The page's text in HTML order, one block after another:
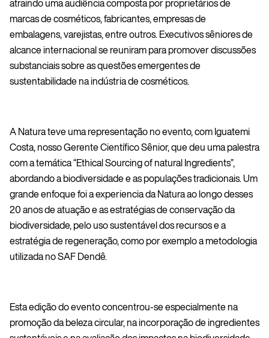
atraindo uma audiência composta por proprietários de
marcas de cosméticos, fabricantes, empresas de
embalagens, varejistas, entre outros. Executivos sêniores de
alcance internacional se reuniram para promover discussões
substanciais sobre as questões emergentes de
sustentabilidade na indústria de cosméticos.
A Natura teve uma representação no evento, com Iguatemi
Costa, nosso Gerente Científico Sênior, que deu uma palestra
com a temática “Ethical Sourcing of natural Ingredients”,
abordando a biodiversidade e as populações tradicionais. Um
grande enfoque foi a experiencia da Natura ao longo desses
20 anos de atuação e as estratégias de conservação da
biodiversidade, pelo uso sustentável dos recursos e a
estratégia de regeneração, como por exemplo a metodologia
utilizada no SAF Dendê.
Esta edição do evento concentrou-se especialmente na
promoção da beleza circular, na incorporação de ingredientes